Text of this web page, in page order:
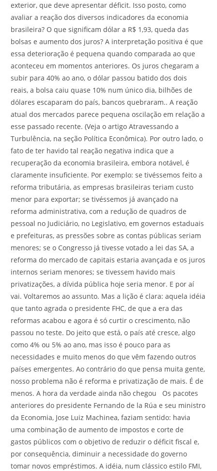
exterior, que deve apresentar déficit. Isso posto, como
avaliar a reação dos diversos indicadores da economia
brasileira? O que significam dólar a R$ 1,93, queda das
bolsas e aumento dos juros? A interpretação positiva é que
essa deterioração é pequena quando comparada ao que
aconteceu em momentos anteriores. Os juros chegaram a
subir para 40% ao ano, o dólar passou batido dos dois
reais, a bolsa caiu quase 10% num único dia, bilhões de
dólares escaparam do país, bancos quebraram.. A reação
atual dos mercados parece pequena oscilação em relação a
esse passado recente. (Veja o artigo Atravessando a
Turbulência, na seção Política Econômica). Por outro lado, o
fato de ter havido tal reação negativa indica que a
recuperação da economia brasileira, embora notável, é
claramente insuficiente. Por exemplo: se tivéssemos feito a
reforma tributária, as empresas brasileiras teriam custo
menor para exportar; se tivéssemos já avançado na
reforma administrativa, com a redução de quadros de
pessoal no Judiciário, no Legislativo, em governos estaduais
e prefeituras, as pressões sobre as contas públicas seriam
menores; se o Congresso já tivesse votado a lei das SA, a
reforma do mercado de capitais estaria avançada e os juros
internos seriam menores; se tivessem havido mais
privatizações, a dívida pública hoje seria menor. E por aí
vai. Voltaremos ao assunto. Mas a lição é clara: aquela idéia
que tanto agrada o presidente FHC, de que a era das
reformas acabou e agora é só curtir o crescimento, não
passou no teste. Do jeito que está, o país até cresce, algo
como 4% ou 5% ao ano, mas isso é pouco para as
necessidades e muito menos do que vêm fazendo outros
países emergentes. Ao contrário do que pensa muita gente,
nosso problema não é reforma e privatização de mais. É de
menos. A hora da verdade ainda não chegou Os pacotes
anteriores do presidente Fernando de la Rúa e seu ministro
da Economia, Jose Luiz Machinea, faziam sentido: havia
uma combinação de aumento de impostos e corte de
gastos públicos com o objetivo de reduzir o déficit fiscal e,
por consequência, diminuir a necessidade do governo
tomar novos empréstimos. A idéia, num clássico estilo FMI,